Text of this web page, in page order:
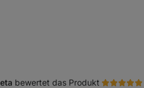
bewertet das Produkt